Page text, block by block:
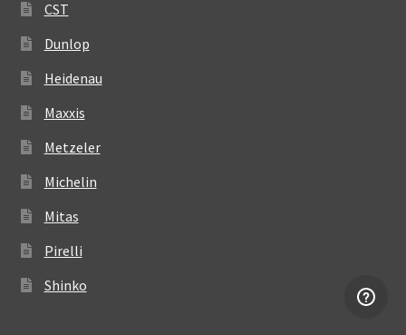
CST
Dunlop
Heidenau
Maxxis
Metzeler
Michelin
Mitas
Pirelli
Shinko